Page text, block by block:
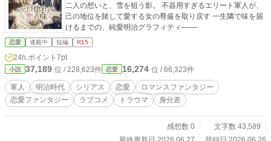
二人の想いと、雪を狙う影。 不器用すぎるエリート軍人が、
己の地位を賭して愛する女の尊厳を取り戻す 一生隣で味を届
けるまでの、純愛明治グラフィティ───
恋愛 連載中 短編 R15
24h.ポイント 7pt
小説 37,189 位 / 228,623件 恋愛 16,274 位 / 66,323件
軍人 明治時代 シリアス 恋愛
ロマンスファンタジー
恋愛ファンタジー
ラブコメ トラウマ 身分差
感想数 0
文字数 43,589